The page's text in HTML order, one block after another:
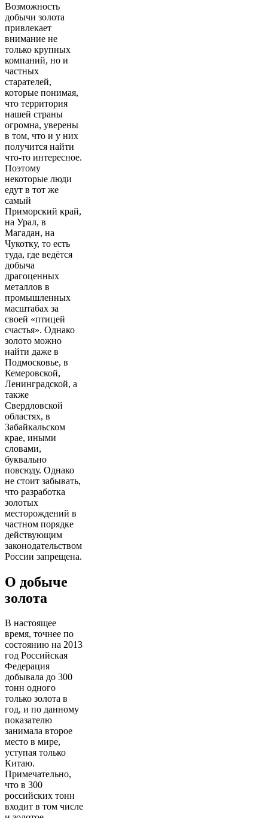
Возможность
добычи золота
привлекает
внимание не
только крупных
компаний, но и
частных
старателей,
которые понимая,
что территория
нашей страны
огромна, уверены
в том, что и у них
получится найти
что-то интересное.
Поэтому
некоторые люди
едут в тот же
самый
Приморский край,
на Урал, в
Магадан, на
Чукотку, то есть
туда, где ведётся
добыча
драгоценных
металлов в
промышленных
масштабах за
своей «птицей
счастья». Однако
золото можно
найти даже в
Подмосковье, в
Кемеровской,
Ленинградской, а
также
Свердловской
областях, в
Забайкальском
крае, иными
словами,
буквально
повсюду. Однако
не стоит забывать,
что разработка
золотых
месторождений в
частном порядке
действующим
законодательством
России запрещена.
О добыче
золота
В настоящее
время, точнее по
состоянию на 2013
год Российская
Федерация
добывала до 300
тонн одного
только золота в
год, и по данному
показателю
занимала второе
место в мире,
уступая только
Китаю.
Примечательно,
что в 300
российских тонн
входит в том числе